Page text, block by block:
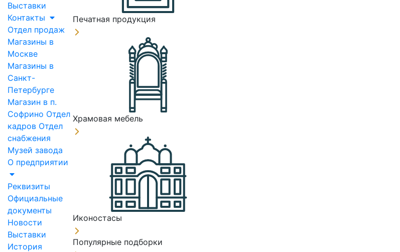
Выставки
Контакты
Отдел продаж
Магазины в
Москве
Магазины в
Санкт-
Петербурге
Магазин в п.
Софрино Отдел
кадров Отдел
снабжения
Музей завода
О предприятии
Реквизиты
Официальные
документы
Новости
Выставки
История
Печатная продукция
Храмовая мебель
Иконостасы
Популярные подборки